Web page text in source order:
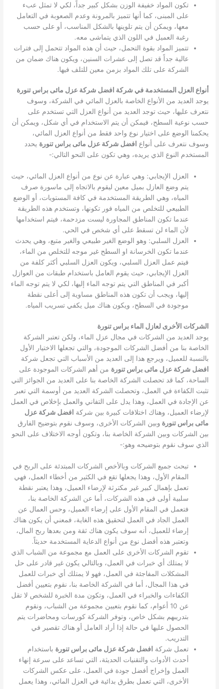
تكون المواد خفيفة الوزن بشكل كبير جداً، لكي لا تمثل عبء
على المبنى، كما أنها تتميز بالمرونة وعدم الصعوبة في التعامل
معها، ويمكن أن يتم تلوينها بالشكل المناسب، أو على حسب
رغبة العميل في اللون الذي يتماشى معه.
تتميز المواد بقوة التحمل، حيث أن هذه المواد تتحمل إلى فترات
عالية جداً قد تصل إلى عشرات السنين، ويكون هناك ضمان من
الشركة على تلك المواد بزمن معين للتلف فيها.
أنواع العزل المستخدمة في شركة افضل شركة عزل مائى براس تنورة
يوجد العديد من الأنواع الخاصة بالعزل المائي في الشركة، وسوف
نتعرف عليها، حيث توجد العديد من أنواع العزل التي تستخدم على
حسب نوعية السطح، فيمكن أن يتم الاستخدام في أي شكل، ويمكن أن
يحكمنا الوضع على اختيار نوع واحد فقط من أنواع العزل المائي،
وسوف نتعرف على أنواع افضل شركة عزل مائى براس تنورة يحدد
المستخدم النوع الذي يريده، وهي تكون على النحو التالي:-
العزل الإيجابي: وهي عبارة عن نوع من أنواع العزل المائي، حيث
يتم وضع العازل بميل معين ليقوم بالاتجاه إلى ماسورة صرف
المياه، وهي الطريقة المستخدمة في كافة المستويات، أو الوضع
الطبيعي للتخلص من المياه فور تكونها، وتستخدم هذه الطريقة
عندما تكون المناطق المجاورة ليست مزدحمة، فيتم استخدامها
لأن الماء لن تسقط على أي شخص في الحي.
العزل السلبي: وهو الوضع الغير طبيعي والغير متبع، وهي يحدث
عندما تكون الخرسانة او السطح غير موجه للتخلص من الماء،
فيتم عمل العزل السلبي، ويكون العزل السلبي أكثر كلفة من
العزل الإيجابي، حيث يقوم العامل باستخدام طبقات من العوازل
أكبر في المناطق التي يتم توجه الماء إليها، لكي لا يتم توجه الماء
إليها، ويجب أن تكون هذه المناطق مساوية إلى أعلى نقطة
موجودة في السطح، ويكون هناك ميل يكفي تسريب المياه.
الشركات الأخرى لعازل الماء براس تنورة
يوجد العديد من الشركات في مجال عزل الماء، ولكن تعتبر الشركة
الخاصة بنا من أفضل الشركات الموجودة، والتي تجعلها الاختيار الأول
بالنسبة للعميل، ويرجع هذا إلى العديد من الأسباب التي تجعل شركة
افضل شركة عزل مائى براس تنورة من أهم الشركات الموجودة على
الساحة، كما قد تحصلت الشركة الخاصة بنا على العديد من الجوائز التي
تثبت الكفاءة في العمل، وتحصلت الشركة العديد من أوسمة التي تعبر
عن الإجادة في العمل، وهذا يدل على التفاني والعمل بإخلاص في العمل
لإرضاء العميل، وهناك اختلافات كبيرة بين شركة افضل شركة عزل
مائى براس تنورة وبين الشركات الأخرى، وسوف نقوم بتوضيح الفارق
بين الشركات وبين الشركة الخاصة بنا، وتكون أوجه الاختلاف على النحو
الذي سوف نقوم بتوضيحه وهو:-
تبحث جميع الشركات وبالأخص الشركات المبتدئة على الربح في
المقام الأول، وهذا يجعلها تقع في الكثير من أخطاء العمل، فهي
تعمل بإهمال كبير غير مكترثة لإرضاء العميل، وهذا يعتبر نقطة
سلبية أولى في هذه الشركات، أما عن الشركة الخاصة بنا،
فتعمل في المقام الأول على إرضاء العميل، وحس العمال عن
العمل الجاد في العمل لتحقيق هذه الغاية، فمعني أن يكون هناك
إرضاء للعميل، أنه سوف يكون هناك ثقة ومن بعدها ربح المال،
وتعتبر هذه أفضل نوع من أنواع الدعاية المستخدمة حديثاً.
تقوم الشركات الأخرى على العمل مع مجموعة من الشباب الذي
لا يمتلك أي خبرات في العمل، وبالتالي يكون غير قادر على حل
المشكلات المفاجئة في العمل، فهو لا يمتلك أي خبرات للعمل
في هذا المجال، أما في الشركة الخاصة بنا، نقوم بتعيين أفضل
الكفاءات والخبراء في العمل، وتكون مدة الخبرة للشخص لا تقل
عن 10 أعوام، كما نقوم بتعيين مجموعة من الشباب، ونقوم
بتدريبهم بشكل خاص، وتوفر الشركة كورسات ومحاضرات يتم
الحصول عليها في حالة إذا أراد العامل أو هناك تقصير في
التدريب.
تعمل شركة افضل شركة عزل مائى براس تنورة باستخدام
أحدث الأدوات والتقنيات الحديثة، التي تساعد على سرعة إنهاء
العمل وإخراج أفضل جودة في العمل، على عكس الشركات
الأخرى، التي تعمل بطرق بدائية في العزل المائي، وهذا يعمل